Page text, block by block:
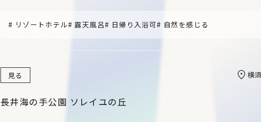
# リゾートホテル# 露天風呂# 日帰り入浴可# 自然を感じる
見る 横
長井海の手公園 ソレイユの丘